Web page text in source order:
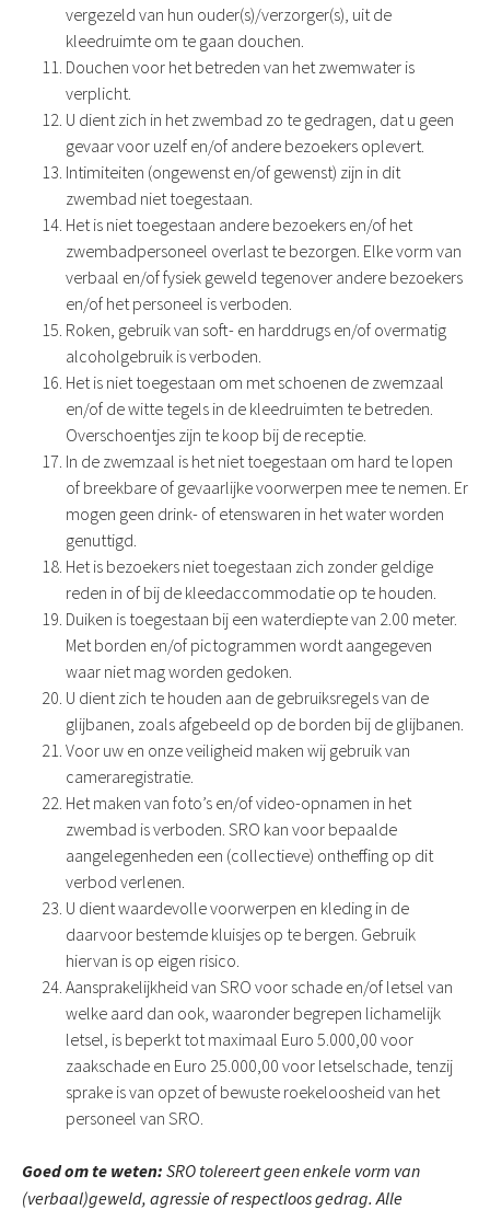
vergezeld van hun ouder(s)/verzorger(s), uit de
kleedruimte om te gaan douchen.
Douchen voor het betreden van het zwemwater is
verplicht.
U dient zich in het zwembad zo te gedragen, dat u geen
gevaar voor uzelf en/of andere bezoekers oplevert.
Intimiteiten (ongewenst en/of gewenst) zijn in dit
zwembad niet toegestaan.
Het is niet toegestaan andere bezoekers en/of het
zwembadpersoneel overlast te bezorgen. Elke vorm van
verbaal en/of fysiek geweld tegenover andere bezoekers
en/of het personeel is verboden.
Roken, gebruik van soft- en harddrugs en/of overmatig
alcoholgebruik is verboden.
Het is niet toegestaan om met schoenen de zwemzaal
en/of de witte tegels in de kleedruimten te betreden.
Overschoentjes zijn te koop bij de receptie.
In de zwemzaal is het niet toegestaan om hard te lopen
of breekbare of gevaarlijke voorwerpen mee te nemen. Er
mogen geen drink- of etenswaren in het water worden
genuttigd.
Het is bezoekers niet toegestaan zich zonder geldige
reden in of bij de kleedaccommodatie op te houden.
Duiken is toegestaan bij een waterdiepte van 2.00 meter.
Met borden en/of pictogrammen wordt aangegeven
waar niet mag worden gedoken.
U dient zich te houden aan de gebruiksregels van de
glijbanen, zoals afgebeeld op de borden bij de glijbanen.
Voor uw en onze veiligheid maken wij gebruik van
cameraregistratie.
Het maken van foto’s en/of video-opnamen in het
zwembad is verboden. SRO kan voor bepaalde
aangelegenheden een (collectieve) ontheffing op dit
verbod verlenen.
U dient waardevolle voorwerpen en kleding in de
daarvoor bestemde kluisjes op te bergen. Gebruik
hiervan is op eigen risico.
Aansprakelijkheid van SRO voor schade en/of letsel van
welke aard dan ook, waaronder begrepen lichamelijk
letsel, is beperkt tot maximaal Euro 5.000,00 voor
zaakschade en Euro 25.000,00 voor letselschade, tenzij
sprake is van opzet of bewuste roekeloosheid van het
personeel van SRO.
Goed om te weten: SRO tolereert geen enkele vorm van
(verbaal)geweld, agressie of respectloos gedrag. Alle